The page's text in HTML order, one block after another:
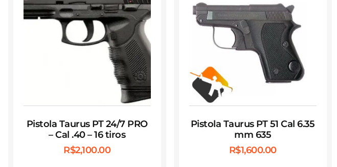
Pistola Taurus PT 24/7 PRO
– Cal .40 – 16 tiros
R$2,100.00
Pistola Taurus PT 51 Cal 6.35
mm 635
R$1,600.00